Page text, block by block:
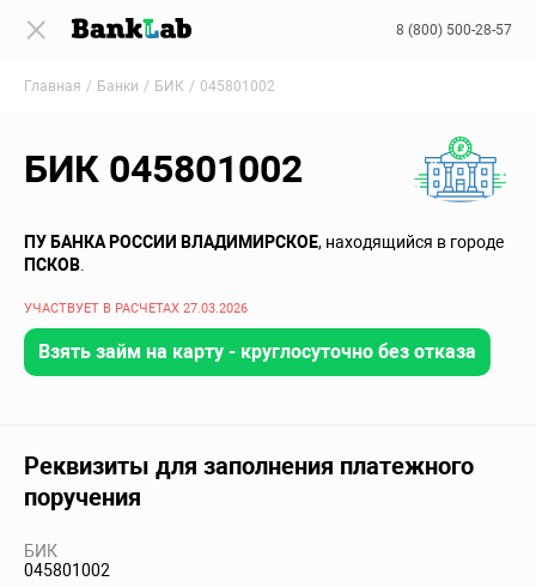
8 (800) 500-28-57
Главная Банки БИК 045801002
БИК 045801002
ПУ БАНКА РОССИИ ВЛАДИМИРСКОЕ, находящийся в городе
ПСКОВ
УЧАСТВУЕТ В РАСЧЕТАХ 27.03.2026
Взять займ на карту - круглосуточно без отказа
Реквизиты для заполнения платежного
поручения
БИК
045801002